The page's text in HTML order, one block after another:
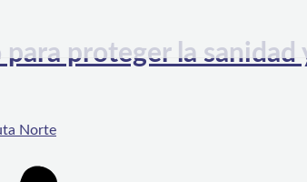
proteger la sanidad
Norte